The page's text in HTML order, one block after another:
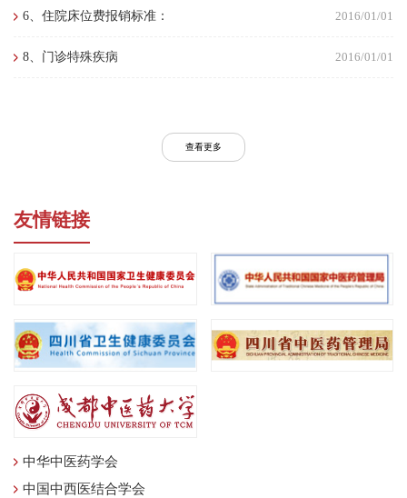
6、住院床位费报销标准： 2016/01/01
8、门诊特殊疾病 2016/01/01
查看更多
友情链接
中华中医药学会
中国中西医结合学会